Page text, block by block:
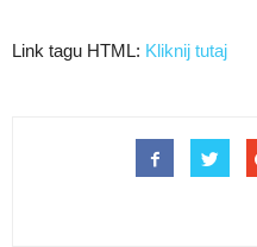
Link tagu HTML: Kliknij tutaj